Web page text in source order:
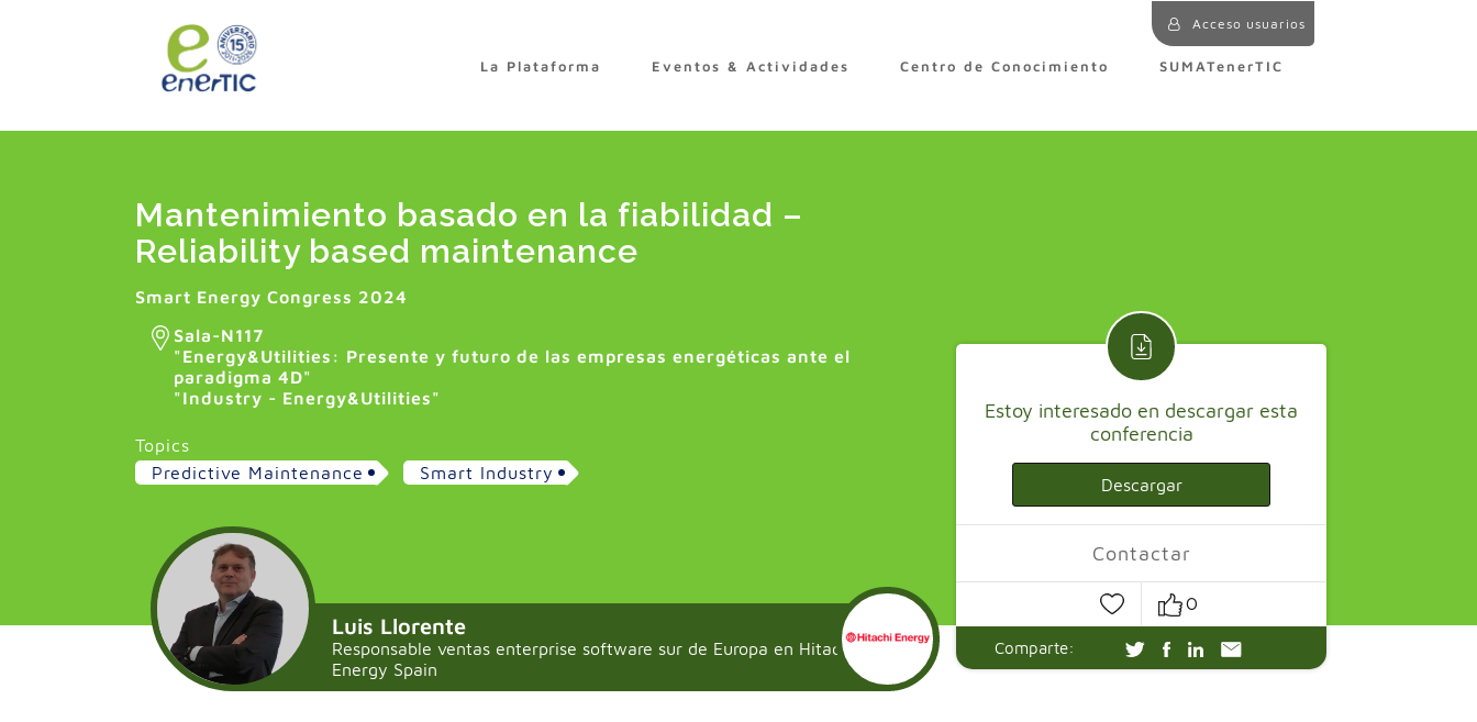
Acceso usuarios
La Plataforma Eventos & Actividades Centro de Conocimiento SUMATenerTIC
Mantenimiento basado en la fiabilidad –
Reliability based maintenance
Smart Energy Congress 2024
Sala-N117
"Energy&Utilities: Presente y futuro de las empresas energéticas ante el
paradigma 4D"
"Industry - Energy&Utilities"
Topics
Predictive Maintenance
Smart Industry
Luis Llorente
Responsable ventas enterprise software sur de Europa en Hitachi
Energy Spain
Estoy interesado en descargar esta
conferencia
Descargar
Contactar
0
Comparte: